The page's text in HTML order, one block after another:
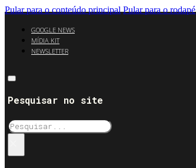
Pular para o conteúdo principal Pular para o rodapé
GOOGLE NEWS
MÍDIA KIT
NEWSLETTER
Pesquisar no site
Pesquisar